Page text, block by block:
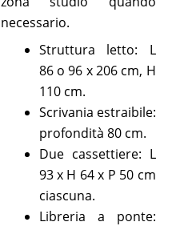
necessario.
Struttura letto: L
86 o 96 x 206 cm, H
110 cm.
Scrivania estraibile:
profondità 80 cm.
Due cassettiere: L
93 x H 64 x P 50 cm
ciascuna.
Libreria a ponte: